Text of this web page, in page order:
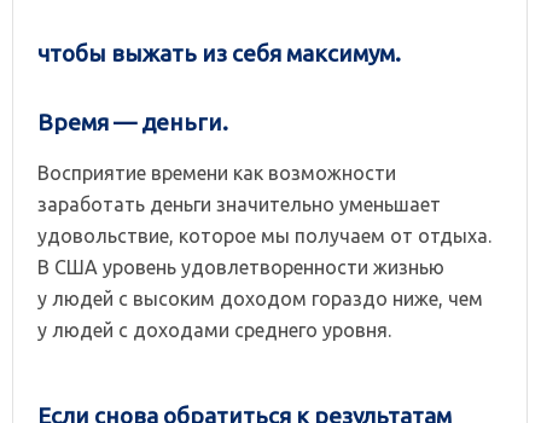
чтобы выжать из себя максимум.
Время — деньги.
Восприятие времени как возможности
заработать деньги значительно уменьшает
удовольствие, которое мы получаем от отдыха.
В США уровень удовлетворенности жизнью
у людей с высоким доходом гораздо ниже, чем
у людей с доходами среднего уровня.
Если снова обратиться к результатам